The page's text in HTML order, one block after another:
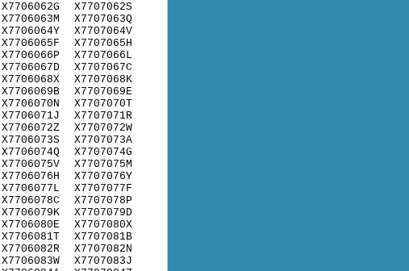
X7706062G
X7706063M
X7706064Y
X7706065F
X7706066P
X7706067D
X7706068X
X7706069B
X7706070N
X7706071J
X7706072Z
X7706073S
X7706074Q
X7706075V
X7706076H
X7706077L
X7706078C
X7706079K
X7706080E
X7706081T
X7706082R
X7706083W
X7707062S
X7707063Q
X7707064V
X7707065H
X7707066L
X7707067C
X7707068K
X7707069E
X7707070T
X7707071R
X7707072W
X7707073A
X7707074G
X7707075M
X7707076Y
X7707077F
X7707078P
X7707079D
X7707080X
X7707081B
X7707082N
X7707083J